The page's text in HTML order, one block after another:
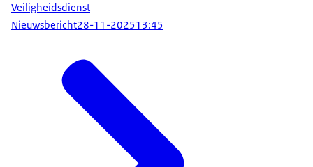
Veiligheidsdienst
Nieuwsbericht28-11-202513:45